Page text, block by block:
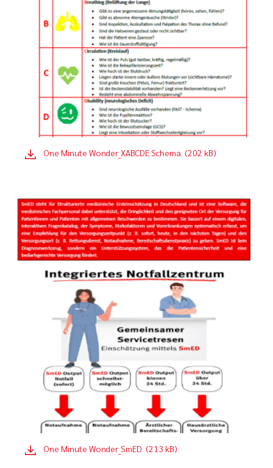
One Minute Wonder_XABCDE Schema (202 kB)
One Minute Wonder_SmED (213 kB)